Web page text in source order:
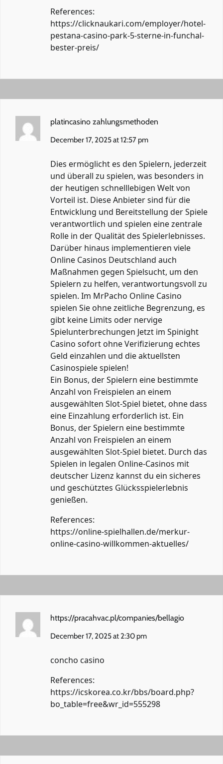
References:
https://clicknaukari.com/employer/hotel-
pestana-casino-park-5-sterne-in-funchal-
bester-preis/
platincasino zahlungsmethoden
December 17, 2025 at 12:57 pm
Dies ermöglicht es den Spielern, jederzeit
und überall zu spielen, was besonders in
der heutigen schnelllebigen Welt von
Vorteil ist. Diese Anbieter sind für die
Entwicklung und Bereitstellung der Spiele
verantwortlich und spielen eine zentrale
Rolle in der Qualität des Spielerlebnisses.
Darüber hinaus implementieren viele
Online Casinos Deutschland auch
Maßnahmen gegen Spielsucht, um den
Spielern zu helfen, verantwortungsvoll zu
spielen. Im MrPacho Online Casino
spielen Sie ohne zeitliche Begrenzung, es
gibt keine Limits oder nervige
Spielunterbrechungen Jetzt im Spinight
Casino sofort ohne Verifizierung echtes
Geld einzahlen und die aktuellsten
Casinospiele spielen!
Ein Bonus, der Spielern eine bestimmte
Anzahl von Freispielen an einem
ausgewählten Slot-Spiel bietet, ohne dass
eine Einzahlung erforderlich ist. Ein
Bonus, der Spielern eine bestimmte
Anzahl von Freispielen an einem
ausgewählten Slot-Spiel bietet. Durch das
Spielen in legalen Online-Casinos mit
deutscher Lizenz kannst du ein sicheres
und geschütztes Glücksspielerlebnis
genießen.
References:
https://online-spielhallen.de/merkur-
online-casino-willkommen-aktuelles/
https://pracahvac.pl/companies/bellagio
December 17, 2025 at 2:30 pm
concho casino
References:
https://icskorea.co.kr/bbs/board.php?
bo_table=free&wr_id=555298